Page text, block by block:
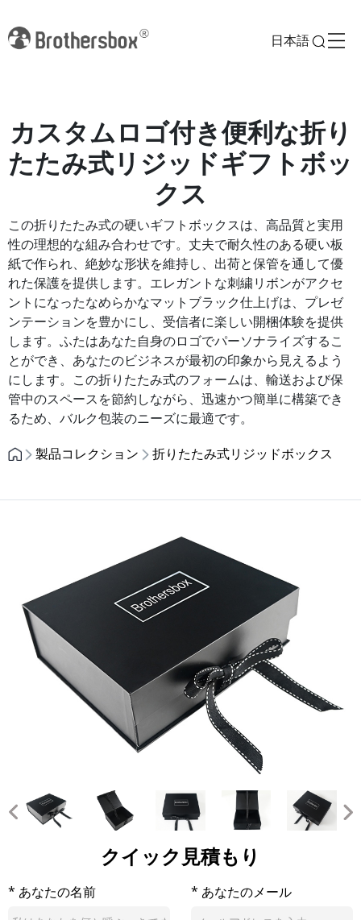
日本語
カスタムロゴ付き便利な折り
たたみ式リジッドギフトボッ
クス
この折りたたみ式の硬いギフトボックスは、高品質と実用
性の理想的な組み合わせです。丈夫で耐久性のある硬い板
紙で作られ、絶妙な形状を維持し、出荷と保管を通して優
れた保護を提供します。エレガントな刺繍リボンがアクセ
ントになったなめらかなマットブラック仕上げは、プレゼ
ンテーションを豊かにし、受信者に楽しい開梱体験を提供
します。ふたはあなた自身のロゴでパーソナライズするこ
とができ、あなたのビジネスが最初の印象から見えるよう
にします。この折りたたみ式のフォームは、輸送および保
管中のスペースを節約しながら、迅速かつ簡単に構築でき
るため、バルク包装のニーズに最適です。
製品コレクション
折りたたみ式リジッドボックス
クイック見積もり
* あなたの名前 * あなたのメール